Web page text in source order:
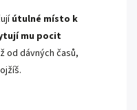
útulné místo k
mu pocit
od dávných časů,